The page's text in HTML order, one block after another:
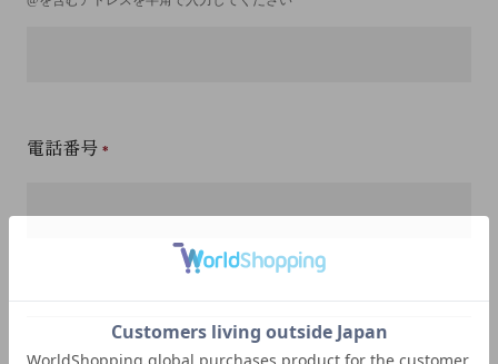
電話番号